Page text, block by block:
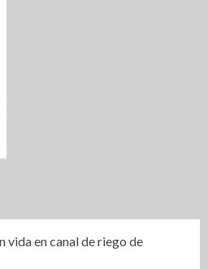
vida en canal de riego de